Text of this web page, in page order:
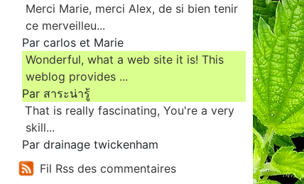
Merci Marie, merci Alex, de si bien tenir
ce merveilleu...
Par carlos et Marie
Wonderful, what a web site it is! This
weblog provides ...
Par สาระน่ารู้
Ꭲhat is really fascinating, You'rе a very
skill...
Par drainage twickenham
Fil Rss des commentaires